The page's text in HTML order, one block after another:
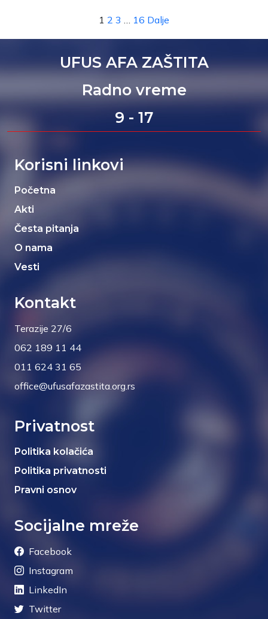
1 2 3 16 Dalje
UFUS AFA ZAŠTITA
Radno vreme
9 - 17
Korisni linkovi
Početna
Akti
Česta pitanja
O nama
Vesti
Kontakt
Terazije 27/6
062 189 11 44
011 624 31 65
office@ufusafazastita.org.rs
Privatnost
Politika kolačića
Politika privatnosti
Pravni osnov
Socijalne mreže
Facebook
Instagram
LinkedIn
Twitter